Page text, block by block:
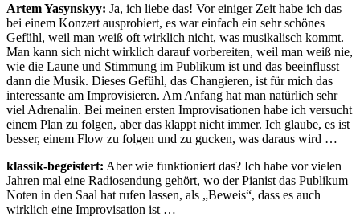
Artem Yasynskyy: Ja, ich liebe das! Vor einiger Zeit habe ich das
bei einem Konzert ausprobiert, es war einfach ein sehr schönes
Gefühl, weil man weiß oft wirklich nicht, was musikalisch kommt.
Man kann sich nicht wirklich darauf vorbereiten, weil man weiß nie,
wie die Laune und Stimmung im Publikum ist und das beeinflusst
dann die Musik. Dieses Gefühl, das Changieren, ist für mich das
interessante am Improvisieren. Am Anfang hat man natürlich sehr
viel Adrenalin. Bei meinen ersten Improvisationen habe ich versucht
einem Plan zu folgen, aber das klappt nicht immer. Ich glaube, es ist
besser, einem Flow zu folgen und zu gucken, was daraus wird …
klassik-begeistert: Aber wie funktioniert das? Ich habe vor vielen
Jahren mal eine Radiosendung gehört, wo der Pianist das Publikum
Noten in den Saal hat rufen lassen, als „Beweis“, dass es auch
wirklich eine Improvisation ist …